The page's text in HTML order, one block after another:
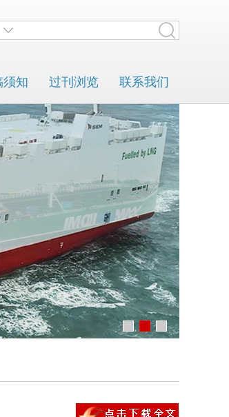
须知 过刊浏览 联系我们